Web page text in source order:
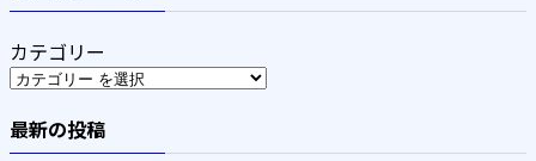
カテゴリー
最新の投稿